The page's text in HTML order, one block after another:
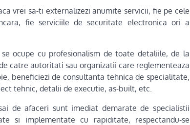
vrei sa-ti externalizezi anumite servicii, fie pe cele
fie serviciile de securitate electronica ori a
ocupe cu profesionalism de toate detaliile, de la
catre autoritati sau organizatii care reglementeaza
beneficiezi de consultanta tehnica de specialitate,
tehnic, detalii de executie, as-built, etc.
de afaceri sunt imediat demarate de specialistii
si implementate cu rapiditate, respectandu-se